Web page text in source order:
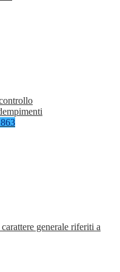
generale riferiti a